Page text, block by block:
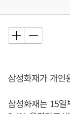
삼성화재가 개인
삼성화재는 15일